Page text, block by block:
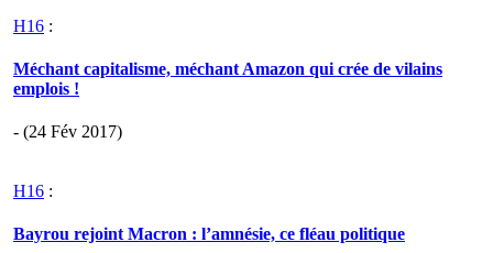
H16 :
Méchant capitalisme, méchant Amazon qui crée de vilains
emplois !
- (24 Fév 2017)
H16 :
Bayrou rejoint Macron : l’amnésie, ce fléau politique